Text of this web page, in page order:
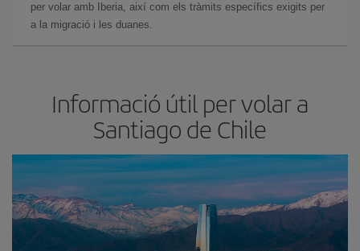
per volar amb Iberia, així com els tràmits específics exigits per
a la migració i les duanes.
Informació útil per volar a
Santiago de Chile